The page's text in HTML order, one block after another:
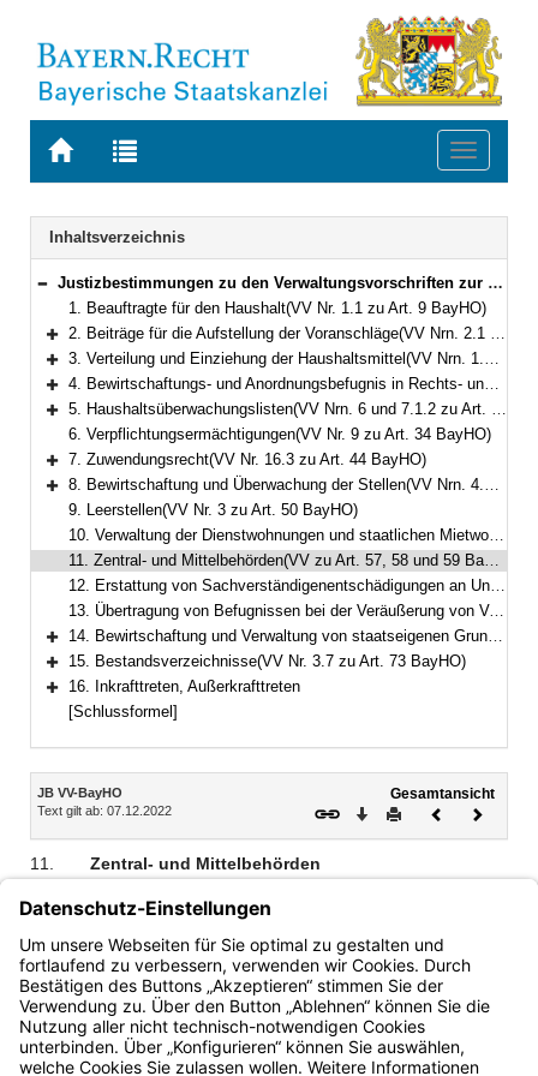
Zur
BAYERN.RECHT
Zur
letzten
Suche
Toggle
Navigation
Inhaltsverzeichnis
Bereich reduzieren
Justizbestimmungen zu den Verwaltungsvorschriften zur Bayerischen Haushaltsordnung
1. Beauftragte für den Haushalt(VV Nr. 1.1 zu Art. 9 BayHO)
Bereich erweitern
2. Beiträge für die Aufstellung der Voranschläge(VV Nrn. 2.1 und 2.2 zu Art. 27 BayHO)
Bereich erweitern
3. Verteilung und Einziehung der Haushaltsmittel(VV Nrn. 1.2 und 1.3 zu Art. 34 BayHO)
Bereich erweitern
4. Bewirtschaftungs- und Anordnungsbefugnis in Rechts- und Hinterlegungssachen(VV Nrn. 2.1 und 2.2 zu Art. 34 BayHO)
Bereich erweitern
5. Haushaltsüberwachungslisten(VV Nrn. 6 und 7.1.2 zu Art. 34 BayHO)
6. Verpflichtungsermächtigungen(VV Nr. 9 zu Art. 34 BayHO)
Bereich erweitern
7. Zuwendungsrecht(VV Nr. 16.3 zu Art. 44 BayHO)
Bereich erweitern
8. Bewirtschaftung und Überwachung der Stellen(VV Nrn. 4.1.4 und 5 zu Art. 49 BayHO)
9. Leerstellen(VV Nr. 3 zu Art. 50 BayHO)
10. Verwaltung der Dienstwohnungen und staatlichen Mietwohnungen
11. Zentral- und Mittelbehörden(VV zu Art. 57, 58 und 59 BayHO)
12. Erstattung von Sachverständigenentschädigungen an Universitäten und Universitätsinstitute(VV Nr. 2.2 zu Art. 61 BayHO)
13. Übertragung von Befugnissen bei der Veräußerung von Vermögensgegenständen(VV Nr. 1.8 zu Art. 63 BayHO)
Bereich erweitern
14. Bewirtschaftung und Verwaltung von staatseigenen Grundstücken(VV Nrn. 3.1, 3.2 ff. zu Art. 64 BayHO)
Bereich erweitern
15. Bestandsverzeichnisse(VV Nr. 3.7 zu Art. 73 BayHO)
Bereich erweitern
16. Inkrafttreten, Außerkrafttreten
[Schlussformel]
Inhalt
JB VV-BayHO
Text gilt ab: 07.12.2022
Gesamtansicht
Download
DruckenVorheriges
11.
Zentral- und Mittelbehörden
Zentralbehörde ist das Oberste Landesgericht,
Mittelbehörden sind die Oberlandesgerichte und die
Generalstaatsanwaltschaften.
Bayern.de